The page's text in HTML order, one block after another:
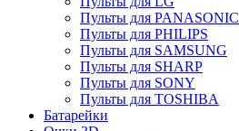
Пульты для PANASONIC
Пульты для PHILIPS
Пульты для SAMSUNG
Пульты для SHARP
Пульты для SONY
Пульты для TOSHIBA
Батарейки